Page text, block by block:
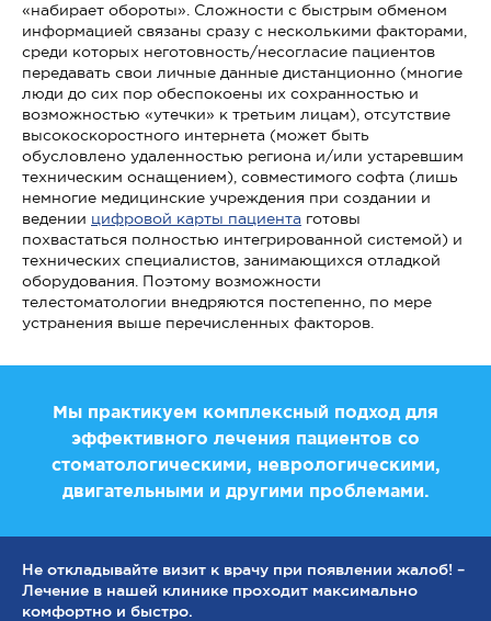
«набирает обороты». Сложности с быстрым обменом
информацией связаны сразу с несколькими факторами,
среди которых неготовность/несогласие пациентов
передавать свои личные данные дистанционно (многие
люди до сих пор обеспокоены их сохранностью и
возможностью «утечки» к третьим лицам), отсутствие
высокоскоростного интернета (может быть
обусловлено удаленностью региона и/или устаревшим
техническим оснащением), совместимого софта (лишь
немногие медицинские учреждения при создании и
ведении цифровой карты пациента готовы
похвастаться полностью интегрированной системой) и
технических специалистов, занимающихся отладкой
оборудования. Поэтому возможности
телестоматологии внедряются постепенно, по мере
устранения выше перечисленных факторов.
Мы практикуем комплексный подход для
эффективного лечения пациентов со
стоматологическими, неврологическими,
двигательными и другими проблемами.
Не откладывайте визит к врачу при появлении жалоб! –
Лечение в нашей клинике проходит максимально
комфортно и быстро.